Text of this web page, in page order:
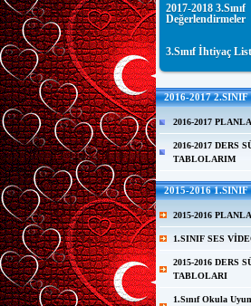
2017-2018 3.Sınıf
Değerlendirmeler
3.Sınıf İhtiyaç
2016-2017
2016-2017
2016-2017 DERS
TABLOLARIM
2015-2016
2015-2016
1.SINIF SES
2015-2016 DERS
TABLOLARI
1.Sınıf Okula